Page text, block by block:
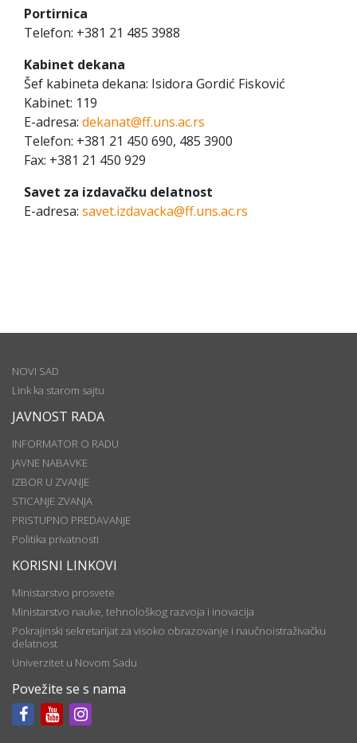
Portirnica
Telefon: +381 21 485 3988
Kabinet dekana
Šef kabineta dekana: Isidora Gordić Fisković
Kabinet: 119
E-adresa: dekanat@ff.uns.ac.rs
Telefon: +381 21 450 690, 485 3900
Fax: +381 21 450 929
Savet za izdavačku delatnost
E-adresa: savet.izdavacka@ff.uns.ac.rs
NOVI SAD
Link ka starom sajtu
JAVNOST RADA
INFORMATOR O RADU
JAVNE NABAVKE
IZBOR U ZVANJE
STICANJE ZVANJA
PRISTUPNO PREDAVANJE
Politika privatnosti
KORISNI LINKOVI
Ministarstvo prosvete
Ministarstvo nauke, tehnološkog razvoja i inovacija
Pokrajinski sekretarijat za visoko obrazovanje i naučnoistraživačku
delatnost
Univerzitet u Novom Sadu
Povežite se s nama